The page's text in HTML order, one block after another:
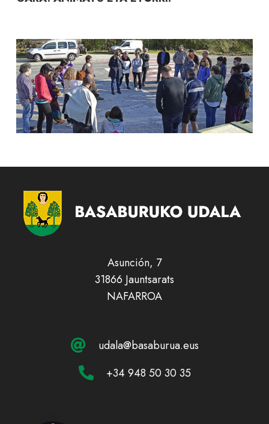
Asunción, 7
31866 Jauntsarats
NAFARROA
udala@basaburua.eus
+34 948 50 30 35